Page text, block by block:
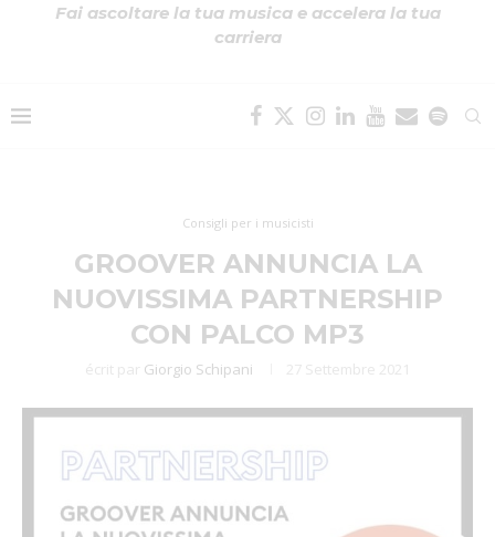
Fai ascoltare la tua musica e accelera la tua
carriera
Consigli per i musicisti
GROOVER ANNUNCIA LA
NUOVISSIMA PARTNERSHIP
CON PALCO MP3
écrit par Giorgio Schipani 27 Settembre 2021